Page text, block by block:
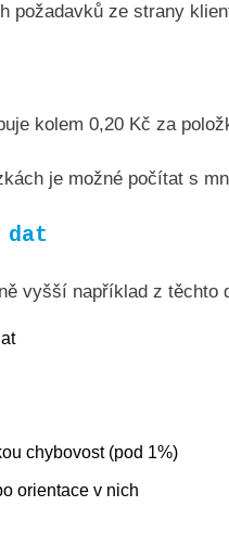
požadavků ze strany
kolem 0,20 Kč za
je možné počítat s
dat
vyšší například z těchto
chybovost (pod 1%)
orientace v nich